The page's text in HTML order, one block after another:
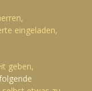
eingeladen,
geben,